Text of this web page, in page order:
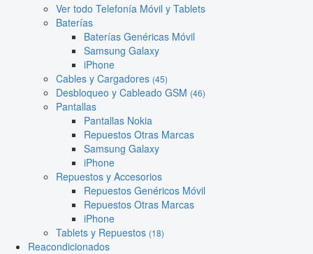
Ver todo Telefonía Móvil y Tablets
Baterías
Baterías Genéricas Móvil
Samsung Galaxy
iPhone
Cables y Cargadores (45)
Desbloqueo y Cableado GSM (46)
Pantallas
Pantallas Nokia
Repuestos Otras Marcas
Samsung Galaxy
iPhone
Repuestos y Accesorios
Repuestos Genéricos Móvil
Repuestos Otras Marcas
iPhone
Tablets y Repuestos (18)
Reacondicionados